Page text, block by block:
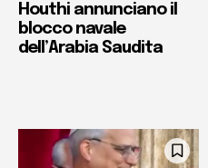
Houthi annunciano il
blocco navale
dell’Arabia Saudita